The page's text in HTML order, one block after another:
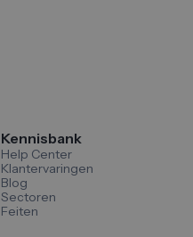
Kennisbank
Help Center
Klantervaringen
Blog
Sectoren
Feiten